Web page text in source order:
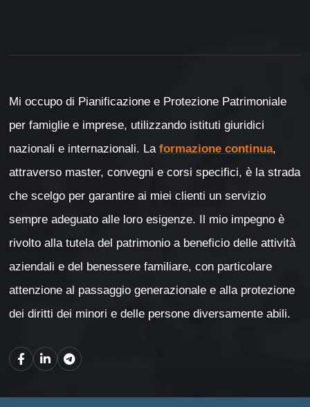
Mi occupo di Pianificazione e Protezione Patrimoniale
per famiglie e imprese, utilizzando istituti giuridici
nazionali e internazionali. La formazione continua,
attraverso master, convegni e corsi specifici, è la strada
che scelgo per garantire ai miei clienti un servizio
sempre adeguato alle loro esigenze. Il mio impegno è
rivolto alla tutela del patrimonio a beneficio delle attività
aziendali e del benessere familiare, con particolare
attenzione al passaggio generazionale e alla protezione
dei diritti dei minori e delle persone diversamente abili.